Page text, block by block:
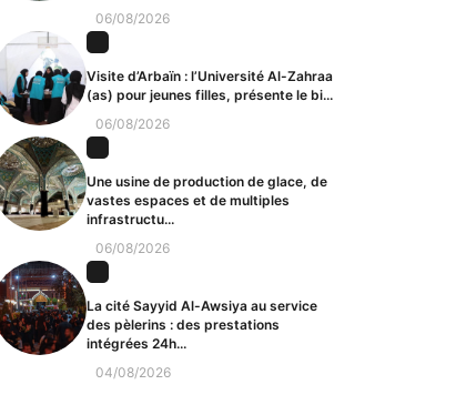
06/08/2026
Visite d’Arbaïn : l’Université Al-Zahraa
(as) pour jeunes filles, présente le bi...
06/08/2026
Une usine de production de glace, de
vastes espaces et de multiples
infrastructu...
06/08/2026
La cité Sayyid Al-Awsiya au service
des pèlerins : des prestations
intégrées 24h...
04/08/2026